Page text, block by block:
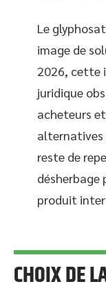
Le
image de
2026, cette
juridique
acheteurs
alternatives
reste de
désherbage
produit
CHOIX DE